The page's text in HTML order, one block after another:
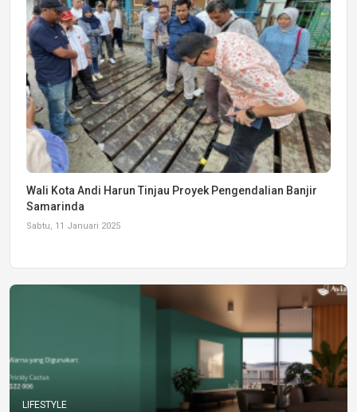
Wali Kota Andi Harun Tinjau Proyek Pengendalian Banjir
Samarinda
Sabtu, 11 Januari 2025
LIFESTYLE